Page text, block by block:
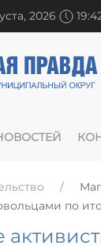
2026
по